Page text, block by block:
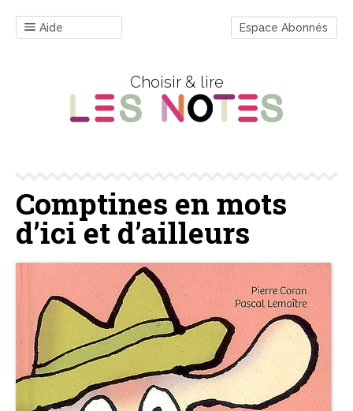
Aide Espace Abonnés
Choisir & lire
Comptines en mots
d’ici et d’ailleurs